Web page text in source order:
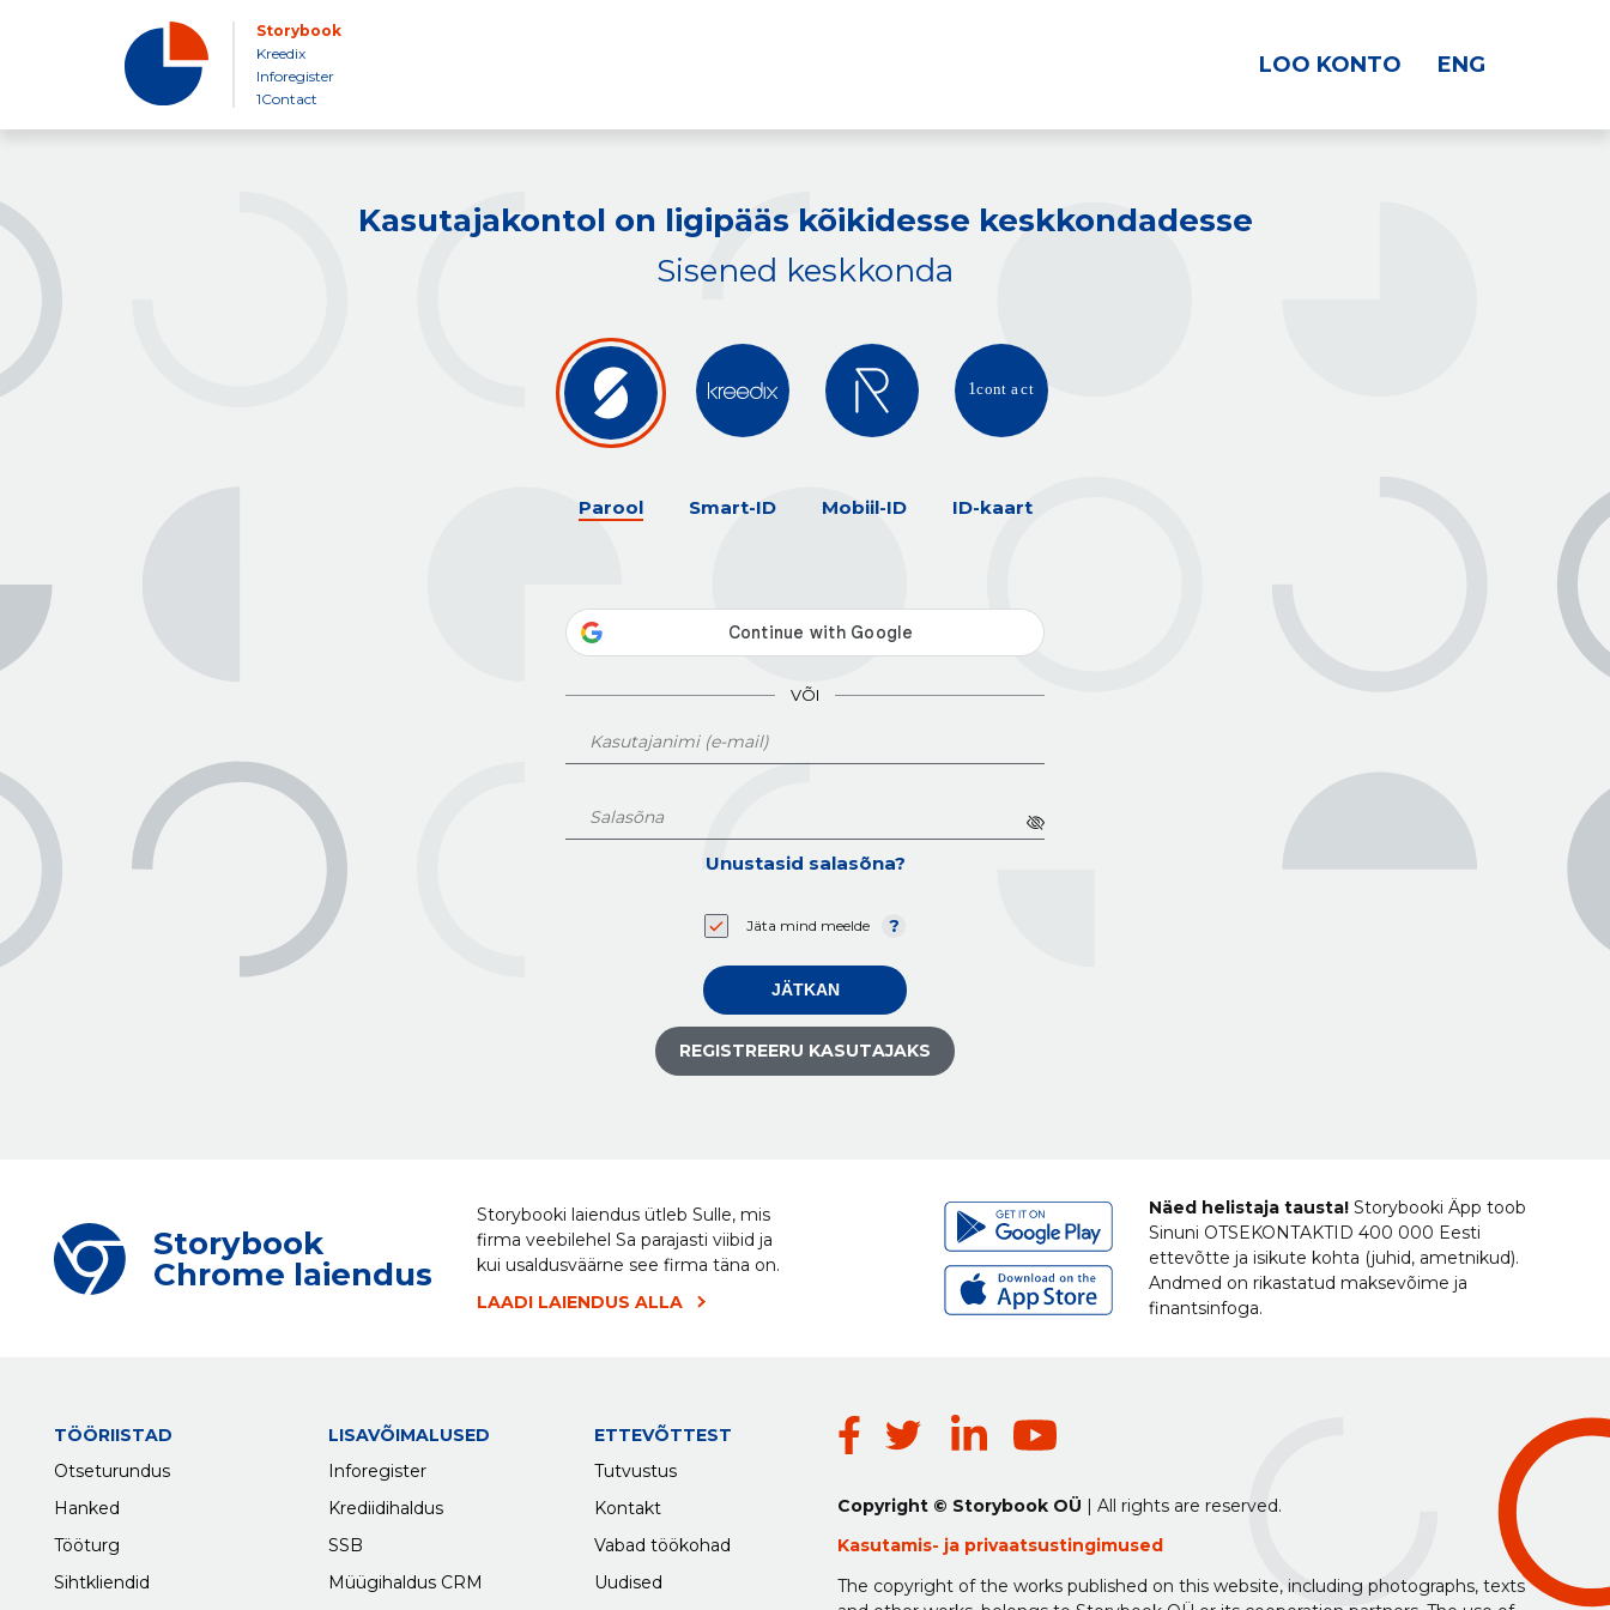
Storybook
Kreedix
Inforegister
1Contact
LOO KONTO ENG
Kasutajakontol on ligipääs kõikidesse keskkondadesse
Sisened keskkonda
Parool Smart-ID Mobiil-ID ID-kaart
VÕI
Unustasid salasõna?
Jäta mind meelde
JÄTKAN
REGISTREERU KASUTAJAKS
Storybook
Chrome laiendus
Storybooki laiendus ütleb Sulle, mis
firma veebilehel Sa parajasti viibid ja
kui usaldusväärne see firma täna on.
LAADI LAIENDUS ALLA
Näed helistaja tausta! Storybooki Äpp toob
Sinuni OTSEKONTAKTID 400 000 Eesti
ettevõtte ja isikute kohta (juhid, ametnikud).
Andmed on rikastatud maksevõime ja
finantsinfoga.
TÖÖRIISTAD
Otseturundus
Hanked
Tööturg
Sihtkliendid
LISAVÕIMALUSED
Inforegister
Krediidihaldus
SSB
Müügihaldus CRM
ETTEVÕTTEST
Tutvustus
Kontakt
Vabad töökohad
Uudised
Copyright © Storybook OÜ | All rights are reserved.
Kasutamis- ja privaatsustingimused
The copyright of the works published on this website, including photographs, texts